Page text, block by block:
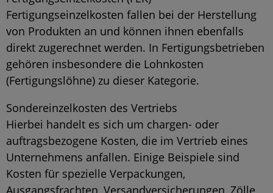
Fertigungseinzelkosten fallen bei der Herstellung
von Produkten an und können ihnen ebenfalls
direkt zugerechnet werden. In Fertigungsbetrieben
gehören insbesondere die Lohnkosten
(Fertigungslöhne) zu dieser Kategorie.
Sondereinzelkosten des Vertriebs
Hierbei handelt es sich um chargen- oder
auftragsbezogene Kosten, die im Vertrieb eines
Unternehmens anfallen. Einige Beispiele sind
Kosten für spezielle Verpackungen,
Ausgangsfrachten, Versandversicherungen, Zölle